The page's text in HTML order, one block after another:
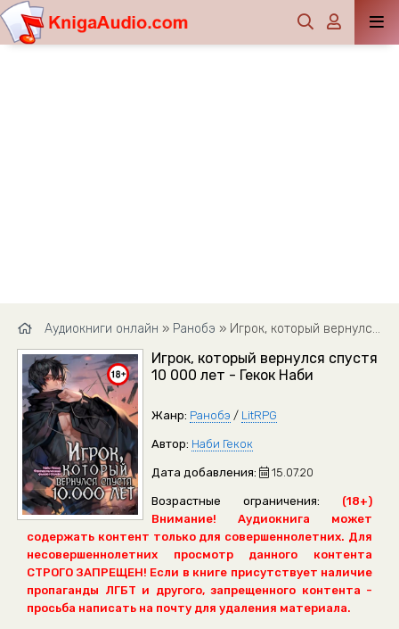
Аудиокниги онлайн » Ранобэ » Игрок, который вернулся спустя 10 000 лет - Гекок Наби
Игрок, который вернулся спустя
10 000 лет - Гекок Наби
Жанр: Ранобэ / LitRPG
Автор: Наби Гекок
Дата добавления: 15.07.20
Возрастные ограничения:
(18+)
Внимание! Аудиокнига может
содержать контент только для совершеннолетних. Для
несовершеннолетних просмотр данного контента
СТРОГО ЗАПРЕЩЕН! Если в книге присутствует наличие
пропаганды ЛГБТ и другого, запрещенного контента -
просьба написать на почту для удаления материала.